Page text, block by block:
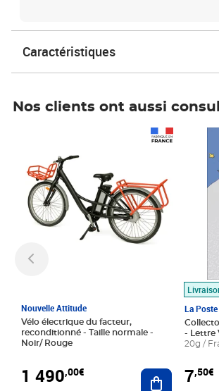
Caractéristiques
Nos clients ont aussi
Nouvelle Attitude
Vélo électrique du facteur,
reconditionné - Taille normale -
Noir/ Rouge
1 490,00€ Ajouter au
La Poste
- Lettre
20g /
7,50€
Prix